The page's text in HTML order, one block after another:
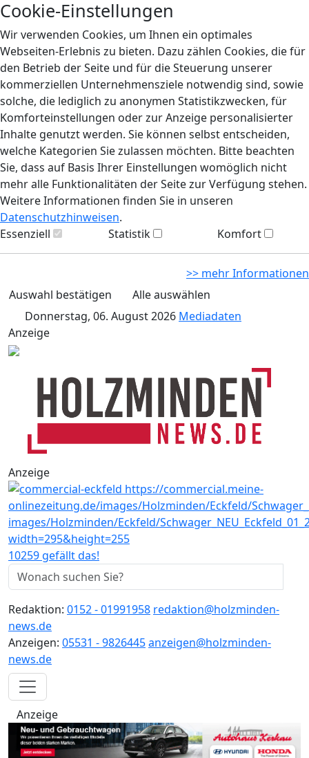
Cookie-Einstellungen
Wir verwenden Cookies, um Ihnen ein optimales
Webseiten-Erlebnis zu bieten. Dazu zählen Cookies, die für
den Betrieb der Seite und für die Steuerung unserer
kommerziellen Unternehmensziele notwendig sind, sowie
solche, die lediglich zu anonymen Statistikzwecken, für
Komforteinstellungen oder zur Anzeige personalisierter
Inhalte genutzt werden. Sie können selbst entscheiden,
welche Kategorien Sie zulassen möchten. Bitte beachten
Sie, dass auf Basis Ihrer Einstellungen womöglich nicht
mehr alle Funktionalitäten der Seite zur Verfügung stehen.
Weitere Informationen finden Sie in unseren
Datenschutzhinweisen.
Essenziell
Statistik Komfort
>> mehr Informationen
Auswahl bestätigen
Alle auswählen
Donnerstag, 06. August 2026 Mediadaten
Anzeige
Anzeige
10259 gefällt das!
Redaktion: 0152 - 01991958 redaktion@holzminden-
news.de
Anzeigen: 05531 - 9826445anzeigen@holzminden-
news.de
Anzeige